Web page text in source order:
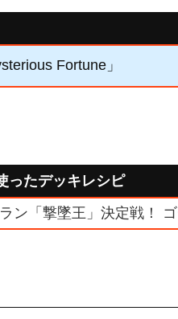
Fortune」
ったデッキレシピ
ン「撃墜王」決定戦！